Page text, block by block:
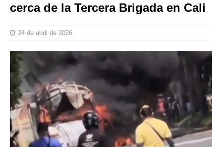
cerca de la Tercera Brigada en Cali
24 de abril de 2026